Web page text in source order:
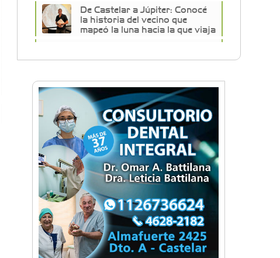
Monte y desmonte para cultivo de trigo. Tucumán.
De Castelar a Júpiter: Conocé
la historia del vecino que
mapeó la luna hacia la que viaja
décadas de odontología en
Emiliano Brancciari inauguró
"El Banquito de Norita", el
nuevo ciclo cultural de la Casa
Museo Nora Cortiñas
No funcionará el Ferrocarril
Sarmiento por cuatro días
¡Sí, prometo! Miles de
estudiantes de Morón
prometieron lealtad a la
bandera
Empresas, emprendedores y
cultura se reunieron en Expo
Morón Se Muestra
Empezá a estudiar en agosto:
la Universidad de Morón abrió